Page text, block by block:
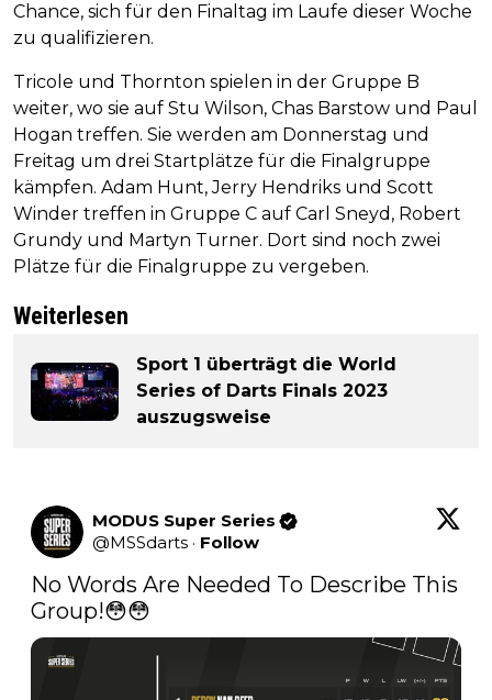
Chance, sich für den Finaltag im Laufe dieser Woche
zu qualifizieren.
Tricole und Thornton spielen in der Gruppe B
weiter, wo sie auf Stu Wilson, Chas Barstow und Paul
Hogan treffen. Sie werden am Donnerstag und
Freitag um drei Startplätze für die Finalgruppe
kämpfen. Adam Hunt, Jerry Hendriks und Scott
Winder treffen in Gruppe C auf Carl Sneyd, Robert
Grundy und Martyn Turner. Dort sind noch zwei
Plätze für die Finalgruppe zu vergeben.
Weiterlesen
Sport 1 überträgt die World
Series of Darts Finals 2023
auszugsweise
MODUS Super Series
@MSSdarts · Follow
No Words Are Needed To Describe This
Group!😳😳